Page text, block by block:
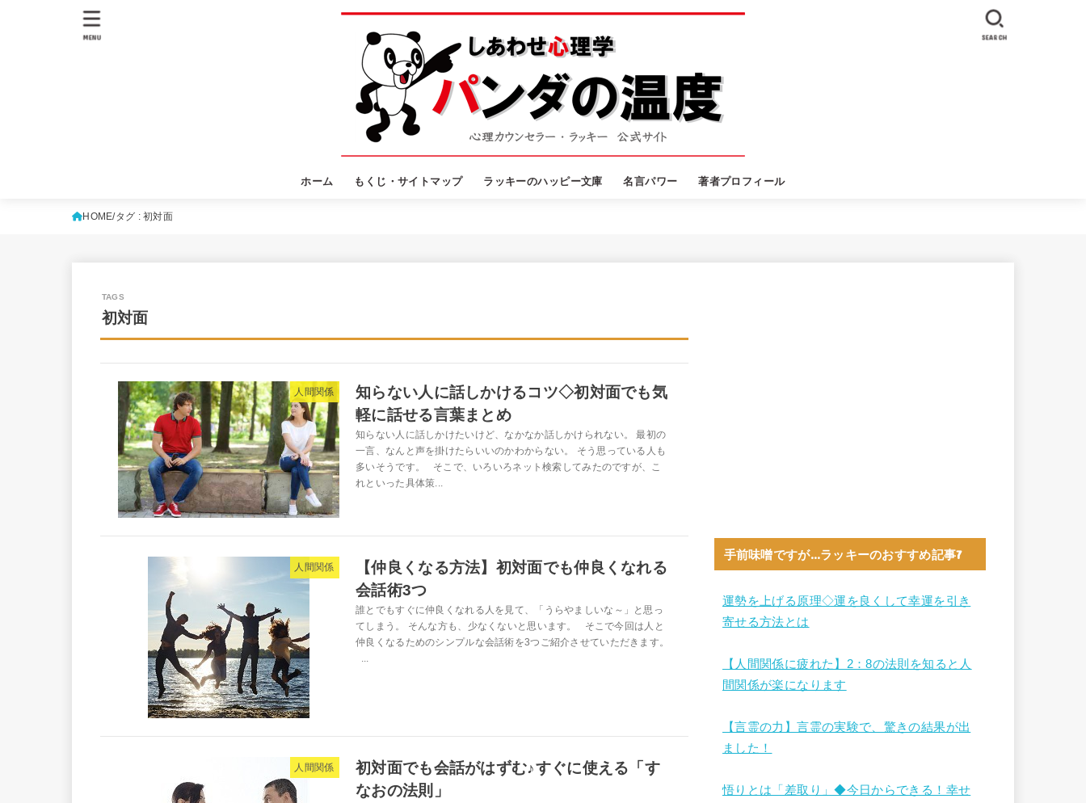
ホーム もくじ・サイトマップ ラッキーのハッピー文庫 名言パワー 著者プロフィール
SEARCH
MENU
HOME タグ : 初対面
初対面
人間関係
知らない人に話しかけるコツ◇初対面でも気
軽に話せる言葉まとめ
知らない人に話しかけたいけど、なかなか話しかけられない。 最初の
一言、なんと声を掛けたらいいのかわからない。 そう思っている人も
多いそうです。 そこで、いろいろネット検索してみたのですが、こ
れといった具体策...
人間関係
【仲良くなる方法】初対面でも仲良くなれる
会話術3つ
誰とでもすぐに仲良くなれる人を見て、「うらやましいな～」と思っ
てしまう。 そんな方も、少なくないと思います。 そこで今回は人と
仲良くなるためのシンプルな会話術を3つご紹介させていただきます。
人間関係
初対面でも会話がはずむ♪すぐに使える「す
なおの法則」
手前味噌ですが…ラッキーのおすすめ記事7
運勢を上げる原理◇運を良くして幸運を引き
寄せる方法とは
【人間関係に疲れた】2：8の法則を知ると人
間関係が楽になります
【言霊の力】言霊の実験で、驚きの結果が出
ました！
悟りとは「差取り」◆今日からできる！幸せ